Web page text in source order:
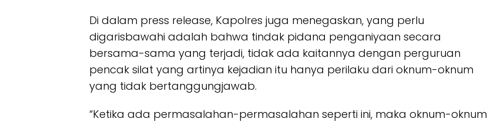
Di dalam press release, Kapolres juga menegaskan, yang perlu
digarisbawahi adalah bahwa tindak pidana penganiyaan secara
bersama-sama yang terjadi, tidak ada kaitannya dengan perguruan
pencak silat yang artinya kejadian itu hanya perilaku dari oknum-oknum
yang tidak bertanggungjawab.
“Ketika ada permasalahan-permasalahan seperti ini, maka oknum-oknum